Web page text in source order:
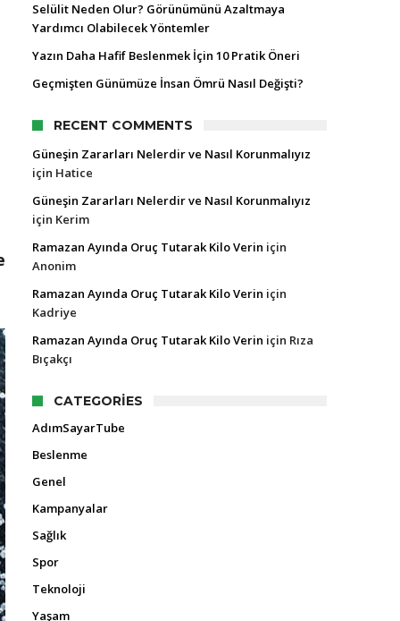
Selülit Neden Olur? Görünümünü Azaltmaya
Yardımcı Olabilecek Yöntemler
Yazın Daha Hafif Beslenmek İçin 10 Pratik Öneri
Geçmişten Günümüze İnsan Ömrü Nasıl Değişti?
RECENT COMMENTS
Güneşin Zararları Nelerdir ve Nasıl Korunmalıyız
için Hatice
Güneşin Zararları Nelerdir ve Nasıl Korunmalıyız
için Kerim
Ramazan Ayında Oruç Tutarak Kilo Verin için
Anonim
Ramazan Ayında Oruç Tutarak Kilo Verin için
Kadriye
Ramazan Ayında Oruç Tutarak Kilo Verin için Rıza
Bıçakçı
CATEGORIES
AdımSayarTube
Beslenme
Genel
Kampanyalar
Sağlık
Spor
Teknoloji
Yaşam